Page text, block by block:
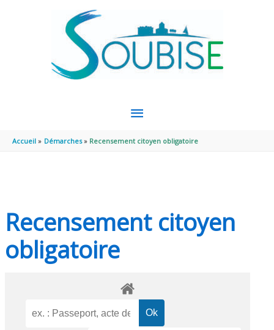
MENU
PRINCIPAL
Accueil Démarches Recensement citoyen obligatoire
Recensement citoyen
obligatoire